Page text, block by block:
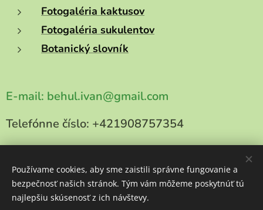
Fotogaléria kaktusov
Fotogaléria sukulentov
Botanický slovník
E-mail: behul.ivan@gmail.com
Telefónne číslo: +421908757354
Copyright 2025kaktusy-behul.skVšetky práva vyhradené
Používame cookies, aby sme zaistili správne fungovanie a
bezpečnosť našich stránok. Tým vám môžeme poskytnúť tú
najlepšiu skúsenosť z ich návštevy.